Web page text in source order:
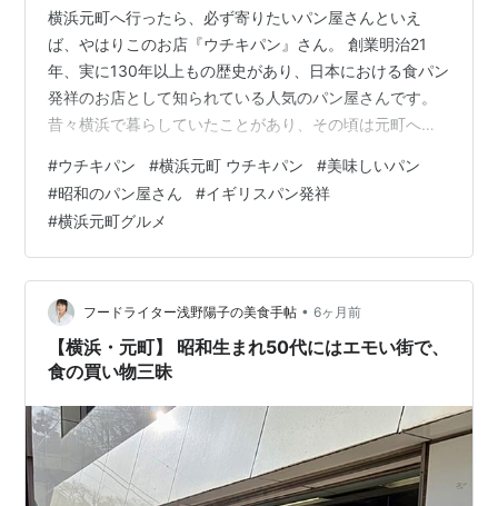
横浜元町へ行ったら、必ず寄りたいパン屋さんといえ
ば、やはりこのお店『ウチキパン』さん。 創業明治21
年、実に130年以上もの歴史があり、日本における食パン
発祥のお店として知られている人気のパン屋さんです。
昔々横浜で暮らしていたことがあり、その頃は元町へ行
前。 先月の半ば、元町へ行く用事ができたので久しぶり
に足を運んでみました。このお店の看板商品はもちろん
「イングランド」というイギリスパンです。先日の訪問
では午前中割と早い時間だったため、まだイングランド
は焼き上がっていませんでした。 遅過ぎると売り切れて
しまうこともあるので、とりあえず他のパン…
#ウチキパン #横浜元町 ウチキパン #美味しいパン
#昭和のパン屋さん #イギリスパン発祥
#横浜元町グルメ
フードライター浅野陽子の美食手帖 • 6ヶ月前
【横浜・元町】 昭和生まれ50代にはエモい街で、
食の買い物三昧